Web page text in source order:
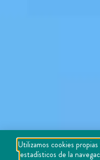
Utilizamos cookies
estadísticos de la